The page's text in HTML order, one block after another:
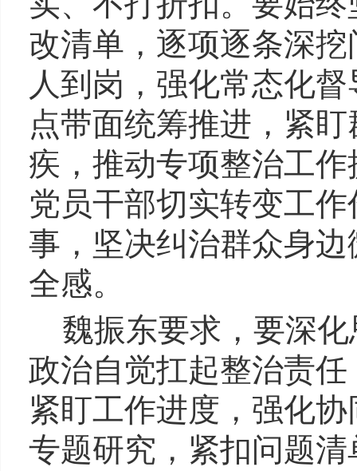
改清单，逐项逐条深
人到岗，强化常态化
点带面统筹推进，紧
疾，推动专项整治工
党员干部切实转变工
事，坚决纠治群众身
全感。
魏振东要求，要深
政治自觉扛起整治责
紧盯工作进度，强化
专题研究，紧扣问题